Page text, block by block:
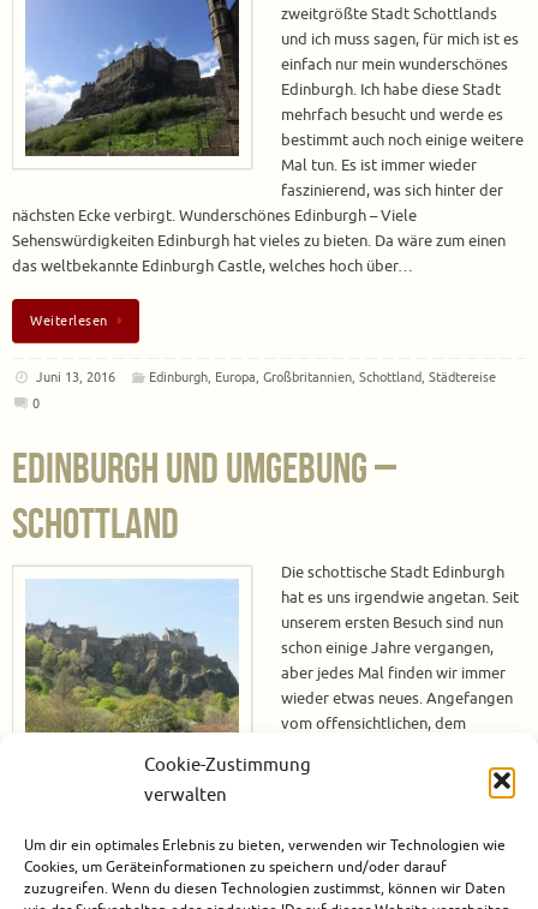
Cookie-Zustimmung
verwalten
Um dir ein optimales Erlebnis zu bieten, verwenden wir Technologien wie
Cookies, um Geräteinformationen zu speichern und/oder darauf
zuzugreifen. Wenn du diesen Technologien zustimmst, können wir Daten
zweitgrößte Stadt Schottlands
und ich muss sagen, für mich ist es
einfach nur mein wunderschönes
Edinburgh. Ich habe diese Stadt
mehrfach besucht und werde es
bestimmt auch noch einige weitere
Mal tun. Es ist immer wieder
faszinierend, was sich hinter der
nächsten Ecke verbirgt. Wunderschönes Edinburgh – Viele
Sehenswürdigkeiten Edinburgh hat vieles zu bieten. Da wäre zum einen
das weltbekannte Edinburgh Castle, welches hoch über…
Weiterlesen
Juni 13, 2016 Edinburgh, Europa,Großbritannien,Schottland,Städtereise
0
Edinburgh und Umgebung –
Schottland
Die schottische Stadt Edinburgh
hat es uns irgendwie angetan. Seit
unserem ersten Besuch sind nun
schon einige Jahre vergangen,
aber jedes Mal finden wir immer
wieder etwas neues. Angefangen
vom offensichtlichen, dem
kleinen Gassen, dem Ausblick vom
Arthurs Seat und dem Besuch der Royal Yacht Britannia – es gibt immer
auf Reisefeeling zu…
Weiterlesen